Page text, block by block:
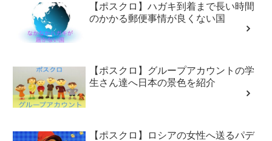
【ポスクロ】ハガキ到着まで長い時間
のかかる郵便事情が良くない国
【ポスクロ】グループアカウントの学
生さん達へ日本の景色を紹介
【ポスクロ】ロシアの女性へ送るパデ